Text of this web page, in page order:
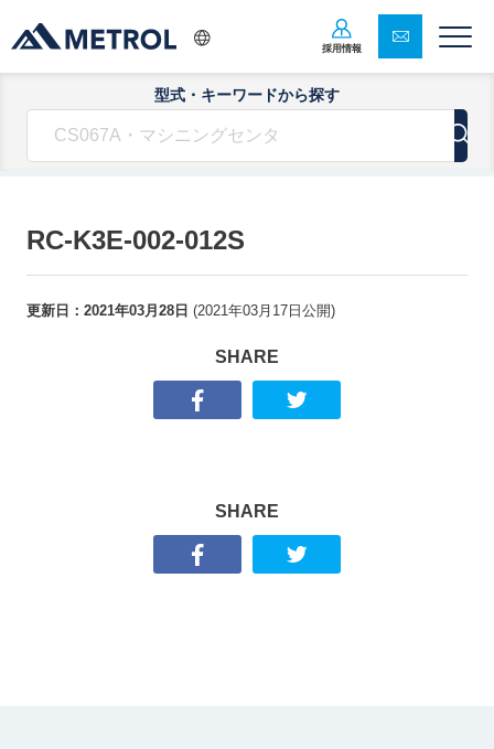
採用情報
型式・キーワードから探す
RC-K3E-002-012S
更新日： 2021年03月28日 (2021年03月17日 公開)
SHARE
SHARE